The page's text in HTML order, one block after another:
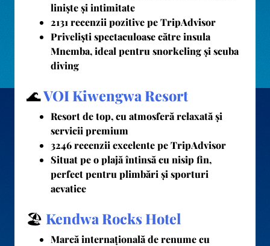
liniște și intimitate
2131 recenzii pozitive pe TripAdvisor
Priveliști spectaculoase către insula
Mnemba, ideal pentru snorkeling și scuba
diving
🌊VOI Kiwengwa Resort
Resort de top, cu atmosferă relaxată și
servicii premium
3246 recenzii excelente pe TripAdvisor
Situat pe o plajă întinsă cu nisip fin,
perfect pentru plimbări și sporturi
acvatice
🏖️ Kendwa Rocks Hotel
Marcă internațională de renume cu